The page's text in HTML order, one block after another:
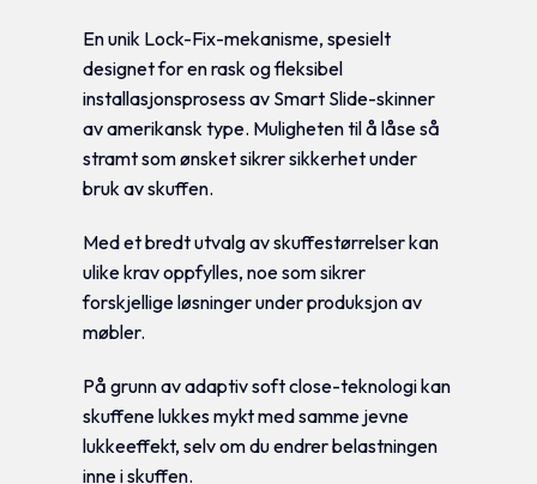
En unik Lock-Fix-mekanisme, spesielt
designet for en rask og fleksibel
installasjonsprosess av Smart Slide-skinner
av amerikansk type. Muligheten til å låse så
stramt som ønsket sikrer sikkerhet under
bruk av skuffen.
Med et bredt utvalg av skuffestørrelser kan
ulike krav oppfylles, noe som sikrer
forskjellige løsninger under produksjon av
møbler.
På grunn av adaptiv soft close-teknologi kan
skuffene lukkes mykt med samme jevne
lukkeeffekt, selv om du endrer belastningen
inne i skuffen.